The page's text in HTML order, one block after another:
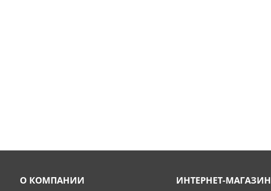
О КОМПАНИИ ИНТЕРНЕТ-МАГАЗИН